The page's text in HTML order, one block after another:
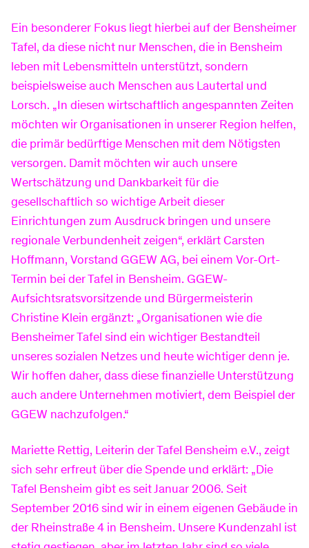
Kundenportal
Downloads
FAQ
Umzug melden
Vertrag kündigen
Tarif- & Produktwechsel
Router zurück senden
Anschluss ans Glasfasernetz
Freunde werben
Hausbau-Services
Hausanschluss
Planauskunft
Zähler-Service
Standrohr mieten
Service
FAQ
Dokumente & Formulare
Umzug
Rechnungserklärer
Jahresverbrauchsabrechnung
Ein besonderer Fokus liegt hierbei auf der Bensheimer
Tafel, da diese nicht nur Menschen, die in Bensheim
leben mit Lebensmitteln unterstützt, sondern
beispielsweise auch Menschen aus Lautertal und
Lorsch. „In diesen wirtschaftlich angespannten Zeiten
möchten wir Organisationen in unserer Region helfen,
die primär bedürftige Menschen mit dem Nötigsten
versorgen. Damit möchten wir auch unsere
Wertschätzung und Dankbarkeit für die
gesellschaftlich so wichtige Arbeit dieser
Einrichtungen zum Ausdruck bringen und unsere
regionale Verbundenheit zeigen“, erklärt Carsten
Hoffmann, Vorstand GGEW AG, bei einem Vor-Ort-
Termin bei der Tafel in Bensheim. GGEW-
Aufsichtsratsvorsitzende und Bürgermeisterin
Christine Klein ergänzt: „Organisationen wie die
Bensheimer Tafel sind ein wichtiger Bestandteil
unseres sozialen Netzes und heute wichtiger denn je.
Wir hoffen daher, dass diese finanzielle Unterstützung
auch andere Unternehmen motiviert, dem Beispiel der
GGEW nachzufolgen.“
Mariette Rettig, Leiterin der Tafel Bensheim e.V., zeigt
sich sehr erfreut über die Spende und erklärt: „Die
Tafel Bensheim gibt es seit Januar 2006. Seit
September 2016 sind wir in einem eigenen Gebäude in
der Rheinstraße 4 in Bensheim. Unsere Kundenzahl ist